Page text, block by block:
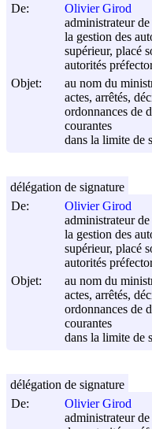
De:
Olivier Girod
administrateur
la gestion des
supérieur, placé
autorités
Objet:
au nom du
actes, arrêtés,
ordonnances de
courantes
dans la limite de
De:
Olivier Girod
administrateur
la gestion des
supérieur, placé
autorités
Objet:
au nom du
actes, arrêtés,
ordonnances de
courantes
dans la limite de
délégation de signature
De:
Olivier Girod
administrateur
délégation de signature